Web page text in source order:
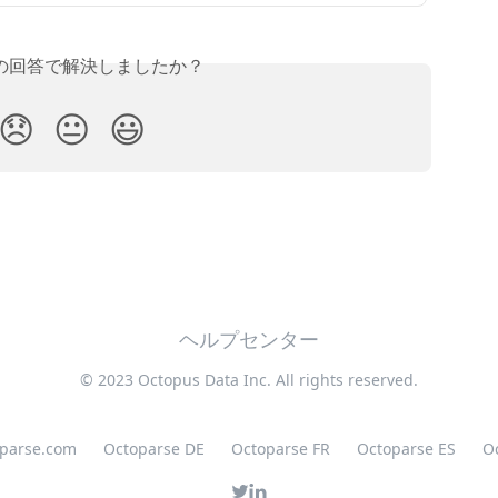
回答で解決しましたか？
😞 😐 😃
ヘルプセンター
© 2023 Octopus Data Inc. All rights reserved.
Octoparse DE Octoparse FR Octoparse ES